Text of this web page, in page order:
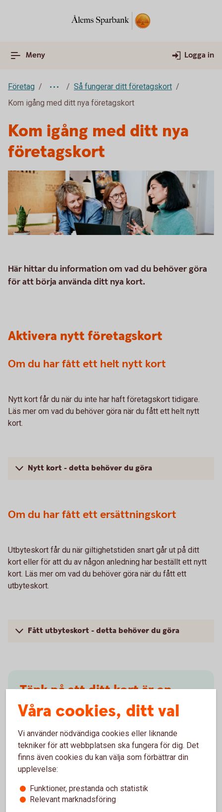
Meny Logga in
Företag
Så fungerar ditt företagskort
Kom igång med ditt nya företagskort
Kom igång med ditt nya
företagskort
Här hittar du information om vad du behöver göra
för att börja använda ditt nya kort.
Aktivera nytt företagskort
Om du har fått ett helt nytt kort
Nytt kort får du när du inte har haft företagskort tidigare.
Läs mer om vad du behöver göra när du fått ett helt nytt
kort.
Nytt kort - detta behöver du göra
Om du har fått ett ersättningskort
Utbyteskort får du när giltighetstiden snart går ut på ditt
kort eller för att du av någon anledning har beställt ett nytt
kort. Läs mer om vad du behöver göra när du fått ett
utbyteskort.
Fått utbyteskort - detta behöver du göra
Tänk på att ditt kort är en
värdehandling
Lämna aldrig ut kortuppgifter eller koder via e-post,
Facebook, om du blir uppringd via telefon eller
liknande. Du får aldrig avslöja kod eller lösenord för
någon.
Så använder du ditt företagskort säkert
Våra cookies, ditt val
Vi använder nödvändiga cookies eller liknande
tekniker för att webbplatsen ska fungera för dig. Det
finns även cookies du kan välja som förbättrar din
upplevelse:
Funktioner, prestanda och statistik
Relevant marknadsföring